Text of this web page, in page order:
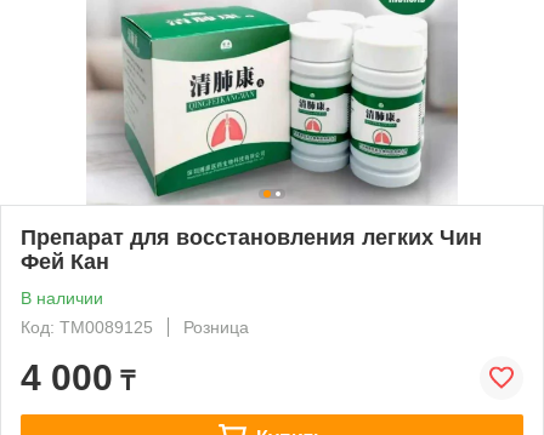
Препарат для восстановления легких Чин
Фей Кан
В наличии
Код: ТМ0089125
Розница
4 000 ₸